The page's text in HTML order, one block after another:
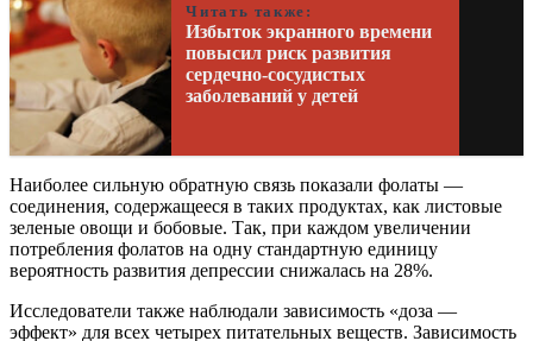
Читать также:
Избыток экранного времени
повысил риск развития
сердечно-сосудистых
заболеваний у детей
Наиболее сильную обратную связь показали фолаты —
соединения, содержащееся в таких продуктах, как листовые
зеленые овощи и бобовые. Так, при каждом увеличении
потребления фолатов на одну стандартную единицу
вероятность развития депрессии снижалась на 28%.
Исследователи также наблюдали зависимость «доза —
эффект» для всех четырех питательных веществ. Зависимость